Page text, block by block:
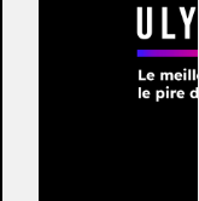
née une décennie
de ce forum
insultants afin